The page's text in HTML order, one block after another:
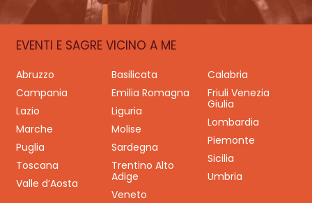
EVENTI E SAGRE VICINO A ME
Abruzzo Basilicata
Calabria
Campania
Emilia Romagna
Friuli Venezia
Giulia
Lazio
Liguria
Lombardia
Marche
Molise
Piemonte
Puglia
Sardegna
Sicilia
Toscana
Trentino Alto
Adige
Umbria
Valle d’Aosta
Veneto